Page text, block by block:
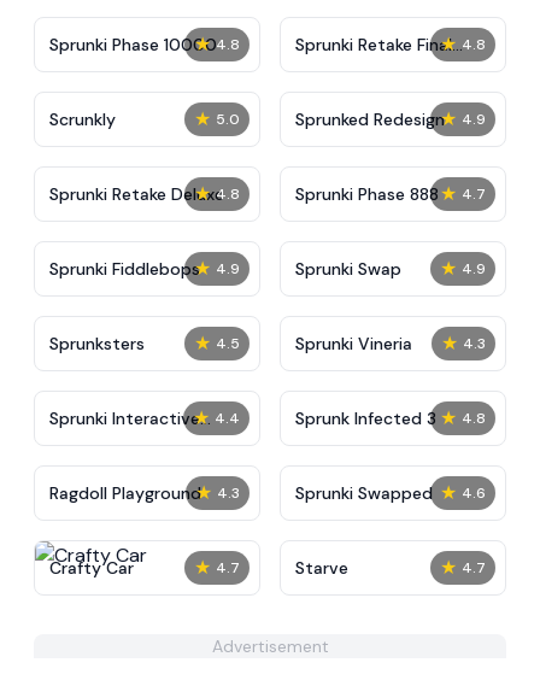
★ 4.8
Sprunki Phase 10000 ★ 4.8
Sprunki Retake Final
Update
★ 5.0
Scrunkly ★ 4.9
Sprunked Redesign
★ 4.8
Sprunki Retake Deluxe ★ 4.7
Sprunki Phase 888
★ 4.9
Sprunki Fiddlebops ★ 4.9
Sprunki Swap
★ 4.5
Sprunksters ★ 4.3
Sprunki Vineria
★ 4.4
Sprunki Interactive
Tunner
★ 4.8
Sprunk Infected 3
★ 4.3
Ragdoll Playground ★ 4.6
Sprunki Swapped
★ 4.7
Crafty Car ★ 4.7
Starve
Advertisement